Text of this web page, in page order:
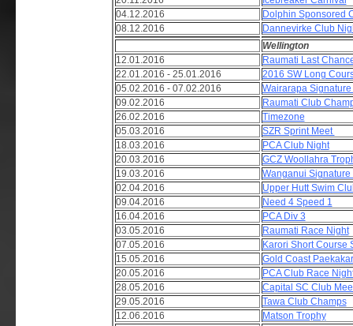
04.12.2016
Dolphin Sponsored
08.12.2016
Dannevirke Club
Wellington
12.01.2016
Raumati Last
22.01.2016 - 25.01.2016
2016 SW Long
05.02.2016 - 07.02.2016
Wairarapa
09.02.2016
Raumati Club
26.02.2016
Timezone
05.03.2016
SZR Sprint Meet
18.03.2016
PCA Club Night
20.03.2016
GCZ Woollahra
19.03.2016
Wanganui Signature
02.04.2016
Upper Hutt Swim
09.04.2016
Need 4 Speed 1
16.04.2016
PCA Div 3
03.05.2016
Raumati Race Night
07.05.2016
Karori Short Course
15.05.2016
Gold Coast
20.05.2016
PCA Club Race
28.05.2016
Capital SC Club
29.05.2016
Tawa Club Champs
12.06.2016
Matson Trophy